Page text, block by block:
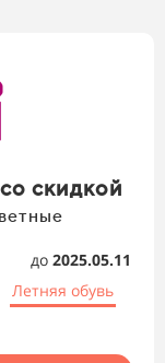
скидкой
до 2025.05.11
Летняя обувь